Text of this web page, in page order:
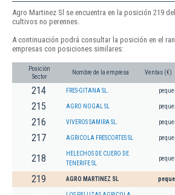
Agro Martinez Sl se encuentra en la posición 219
cultivos no perennes.
A continuación podrá consultar la posición en el
empresas con posiciones similares:
Posición
Sector
Nombre de la empresa Ventas (€)
214 FRES-GITANA SL.
215 AGRO NOGAL SL
216 VIVEROS SAMIRA SL.
217 AGRICOLA FRESCORTES SL
218
HELECHOS DE CUERO DE
TENERIFE SL
219 AGRO MARTINEZ SL